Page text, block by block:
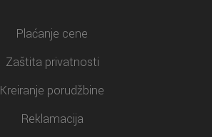
Plaćanje cene
Zaštita privatnosti
Kreiranje porudžbine
Reklamacija